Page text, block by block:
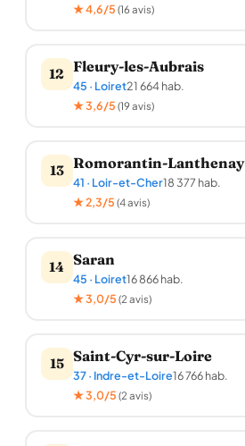
★ 4,6/5 (16 avis)
12 Fleury-les-Aubrais
45 · Loiret21 664 hab.
★ 3,6/5 (19 avis)
13 Romorantin-Lanthenay
41 · Loir-et-Cher18 377 hab.
★ 2,3/5 (4 avis)
14 Saran
45 · Loiret16 866 hab.
★ 3,0/5 (2 avis)
15 Saint-Cyr-sur-Loire
37 · Indre-et-Loire16 766 hab.
★ 3,0/5 (2 avis)